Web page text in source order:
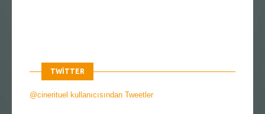
TWITTER
@cinerituel kullanıcısından Tweetler